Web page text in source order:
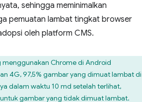
sehingga meminimalkan
pemuatan lambat tingkat browser
oleh platform CMS.
menggunakan Chrome di Android
4G, 97,5% gambar yang dimuat lambat di
dalam waktu 10 md setelah terlihat,
gambar yang tidak dimuat lambat.